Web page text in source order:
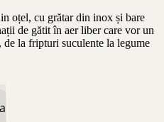
oțel, cu grătar din inox și bare
de gătit în aer liber care vor un
la fripturi suculente la legume